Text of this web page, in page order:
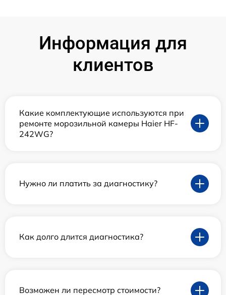
Информация для
клиентов
Какие комплектующие используются при
ремонте морозильной камеры Haier HF-
242WG?
Нужно ли платить за диагностику?
Как долго длится диагностика?
Возможен ли пересмотр стоимости?